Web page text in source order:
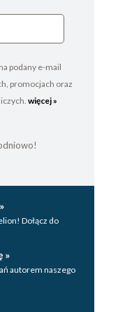
podany e-mail
promocjach oraz
więcej »
Dołącz do
»
autorem naszego